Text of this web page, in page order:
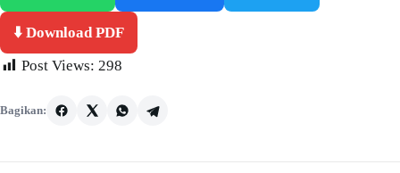
⬇️ Download PDF
Post Views: 298
Bagikan: